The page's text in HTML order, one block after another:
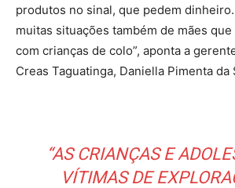
produtos no sinal, que pedem
muitas situações também de mães
com crianças de colo”, aponta a
Creas Taguatinga, Daniella Pimenta da
“AS CRIANÇAS E
VÍTIMAS DE